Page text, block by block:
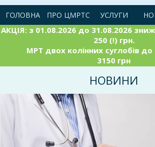
ГОЛОВНА ПРО ЦМРТС УСЛУГИ
АКЦІЯ: з 01.08.2026 до 31.08.2026
250 (!) грн.
МРТ двох колінних суглобів до
3150 грн
НОВИНИ